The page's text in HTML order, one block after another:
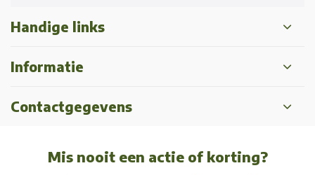
Handige links
Informatie
Contactgegevens
Mis nooit een actie of korting?